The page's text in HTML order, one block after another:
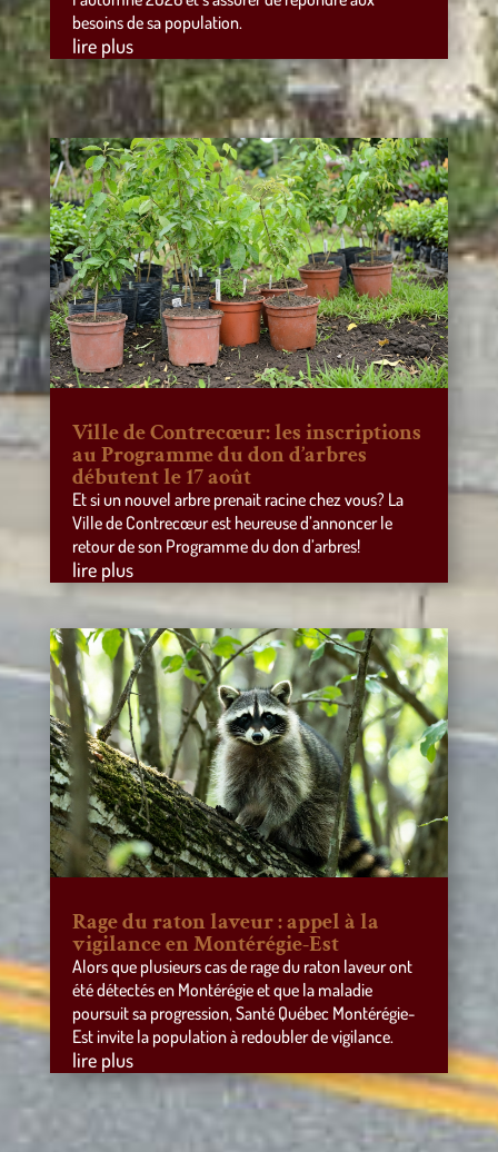
besoins de sa population.
lire plus
Ville de Contrecœur: les inscriptions
au Programme du don d’arbres
débutent le 17 août
Et si un nouvel arbre prenait racine chez vous? La
Ville de Contrecœur est heureuse d’annoncer le
retour de son Programme du don d’arbres!
lire plus
Rage du raton laveur : appel à la
vigilance en Montérégie-Est
Alors que plusieurs cas de rage du raton laveur ont
été détectés en Montérégie et que la maladie
poursuit sa progression, Santé Québec Montérégie-
Est invite la population à redoubler de vigilance.
lire plus